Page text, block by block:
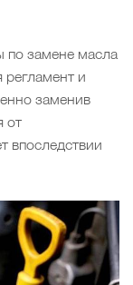
по замене масла
регламент и
заменив
от
впоследствии